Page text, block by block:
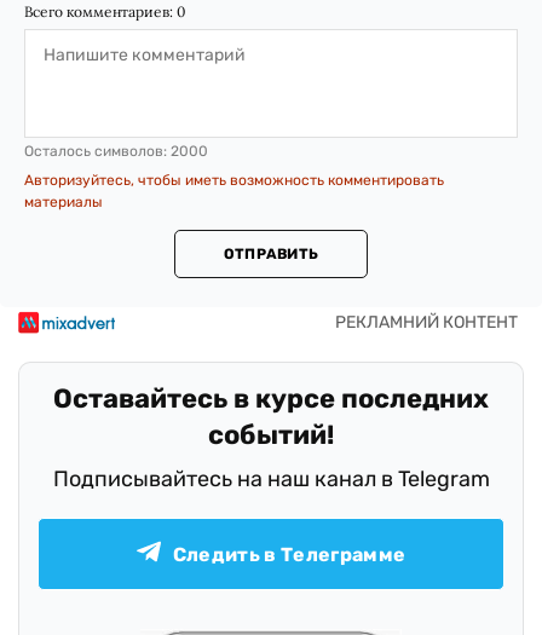
Всего комментариев: 0
Осталось символов: 2000
Авторизуйтесь, чтобы иметь возможность комментировать
материалы
ОТПРАВИТЬ
Оставайтесь в курсе последних
событий!
Подписывайтесь на наш канал в Telegram
Следить в Телеграмме